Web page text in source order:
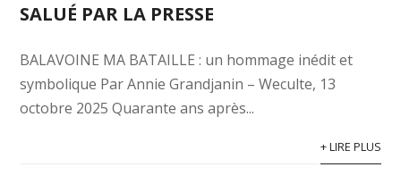
SALUÉ PAR LA PRESSE
BALAVOINE MA BATAILLE : un hommage inédit et
symbolique Par Annie Grandjanin – Weculte, 13
octobre 2025 Quarante ans après...
+ LIRE PLUS